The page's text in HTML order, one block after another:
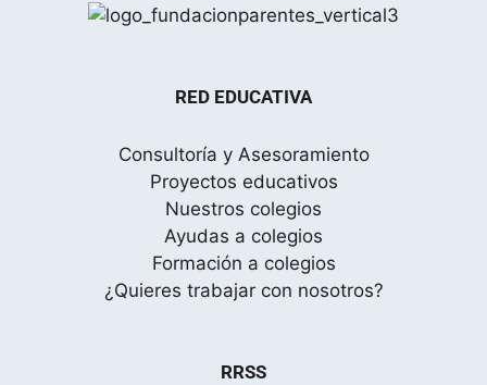
RED EDUCATIVA
Consultoría y Asesoramiento
Proyectos educativos
Nuestros colegios
Ayudas a colegios
Formación a colegios
¿Quieres trabajar con nosotros?
RRSS